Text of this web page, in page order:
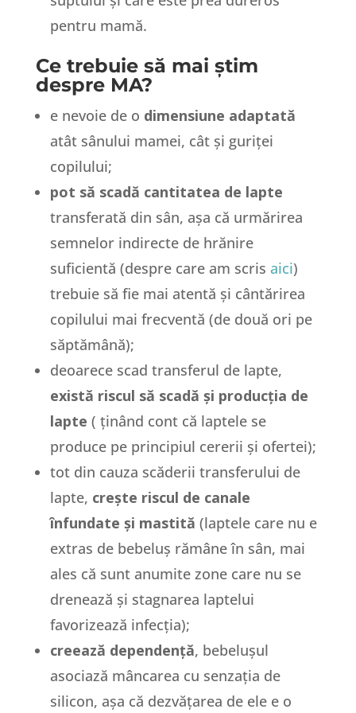
pentru mamă.
Ce trebuie să mai știm
despre MA?
e nevoie de o dimensiune adaptată
atât sânului mamei, cât și guriței
copilului;
pot să scadă cantitatea de lapte
transferată din sân, așa că urmărirea
semnelor indirecte de hrănire
suficientă (despre care am scris aici)
trebuie să fie mai atentă și cântărirea
copilului mai frecventă (de două ori pe
săptămână);
deoarece scad transferul de lapte,
există riscul să scadă și producția de
lapte ( ținând cont că laptele se
produce pe principiul cererii și ofertei);
tot din cauza scăderii transferului de
lapte, crește riscul de canale
înfundate și mastită (laptele care nu e
extras de bebeluș rămâne în sân, mai
ales că sunt anumite zone care nu se
drenează și stagnarea laptelui
favorizează infecția);
creează dependență, bebelușul
asociază mâncarea cu senzația de
silicon, așa că dezvățarea de ele e o